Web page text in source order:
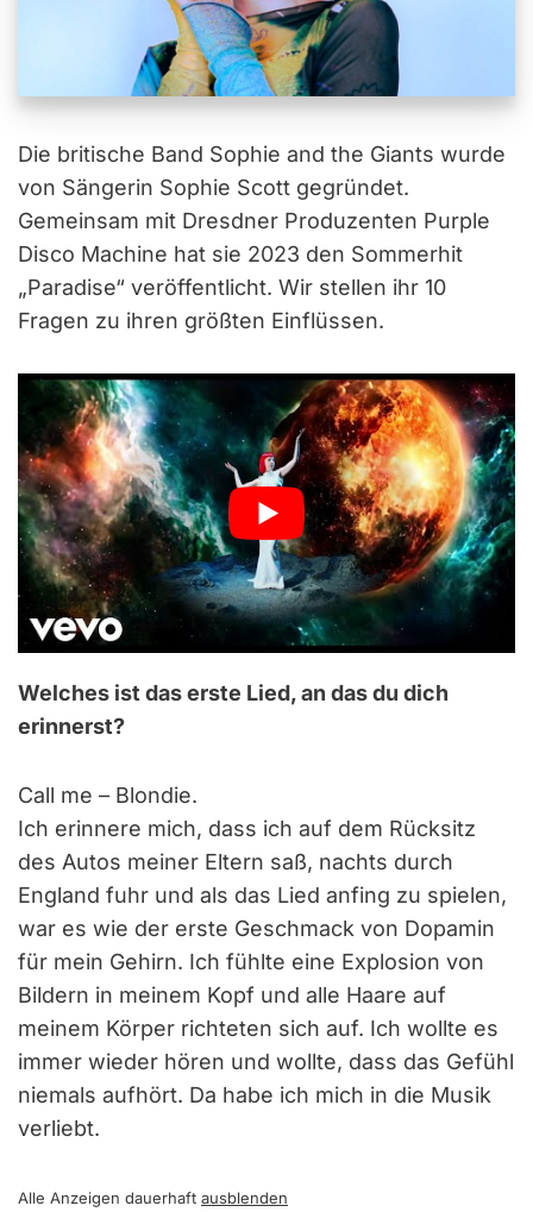
Die britische Band Sophie and the Giants wurde
von Sängerin Sophie Scott gegründet.
Gemeinsam mit Dresdner Produzenten Purple
Disco Machine hat sie 2023 den Sommerhit
„Paradise“ veröffentlicht. Wir stellen ihr 10
Fragen zu ihren größten Einflüssen.
Welches ist das erste Lied, an das du dich
erinnerst?
Call me – Blondie.
Ich erinnere mich, dass ich auf dem Rücksitz
des Autos meiner Eltern saß, nachts durch
England fuhr und als das Lied anfing zu spielen,
war es wie der erste Geschmack von Dopamin
für mein Gehirn. Ich fühlte eine Explosion von
Bildern in meinem Kopf und alle Haare auf
meinem Körper richteten sich auf. Ich wollte es
immer wieder hören und wollte, dass das Gefühl
niemals aufhört. Da habe ich mich in die Musik
verliebt.
Alle Anzeigen dauerhaft ausblenden